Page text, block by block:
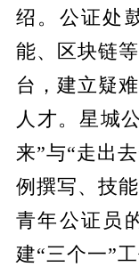
绍。公证处
能、区块链
台，建立疑
人才。星城
来”与“走出
例撰写、技
青年公证员
建“三个一”